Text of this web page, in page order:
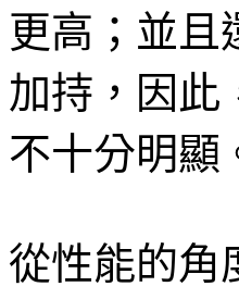
更高；並且
加持，因此
不十分明顯
從性能的角